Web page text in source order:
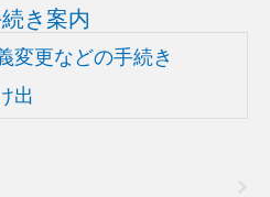
き案内
変更などの手続き
出